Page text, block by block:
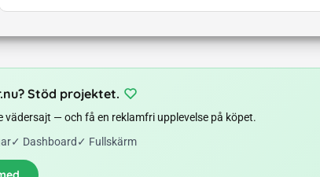
Stöd projektet.
— och få en reklamfri upplevelse på köpet.
✓ Dashboard ✓ Fullskärm